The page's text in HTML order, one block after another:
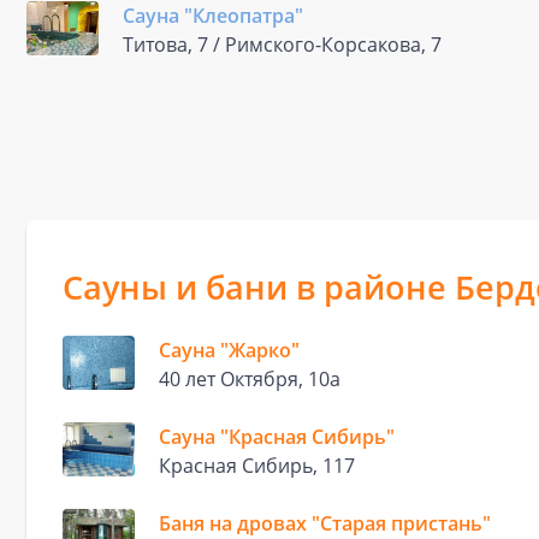
Сауна "Клеопатра"
Титова, 7 / Римского-Корсакова, 7
Сауны и бани в районе
Сауна "Жарко"
40 лет Октября, 10а
Сауна "Красная Сибирь"
Красная Сибирь, 117
Баня на дровах "Старая пристань"